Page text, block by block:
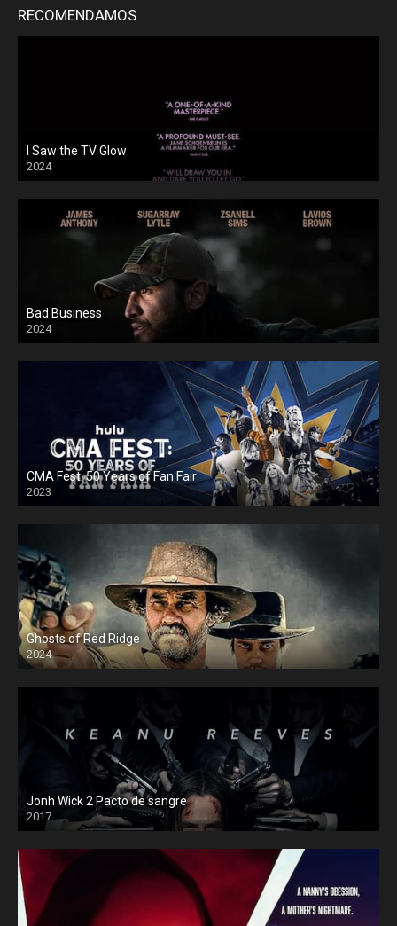
RECOMENDAMOS
I Saw the TV Glow
2024
Bad Business
2024
CMA Fest: 50 Years of Fan Fair
2023
Ghosts of Red Ridge
2024
Jonh Wick 2 Pacto de sangre
2017